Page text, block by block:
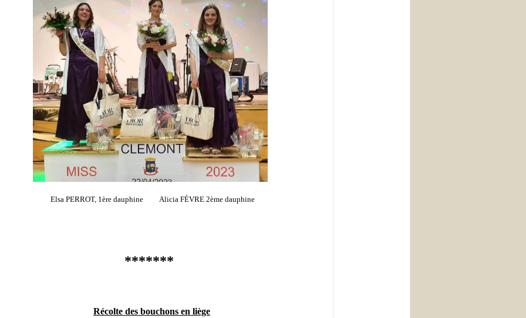
Elsa PERROT, 1ère dauphine Alicia FÈVRE 2ème dauphine
*******
Récolte des bouchons en liège